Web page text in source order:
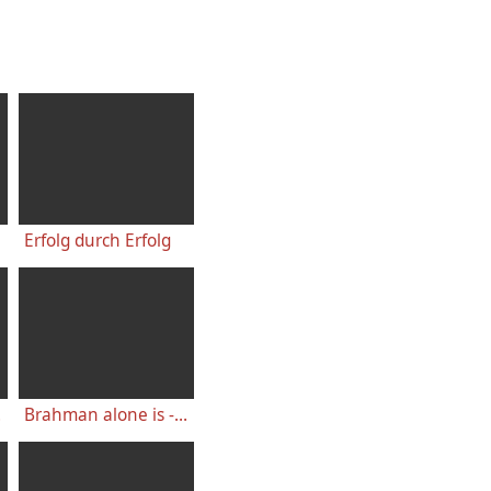
Erfolg durch Erfolg
Brahman alone is - Morgendlicher Vortrag mit Swami Atmaswarupananda